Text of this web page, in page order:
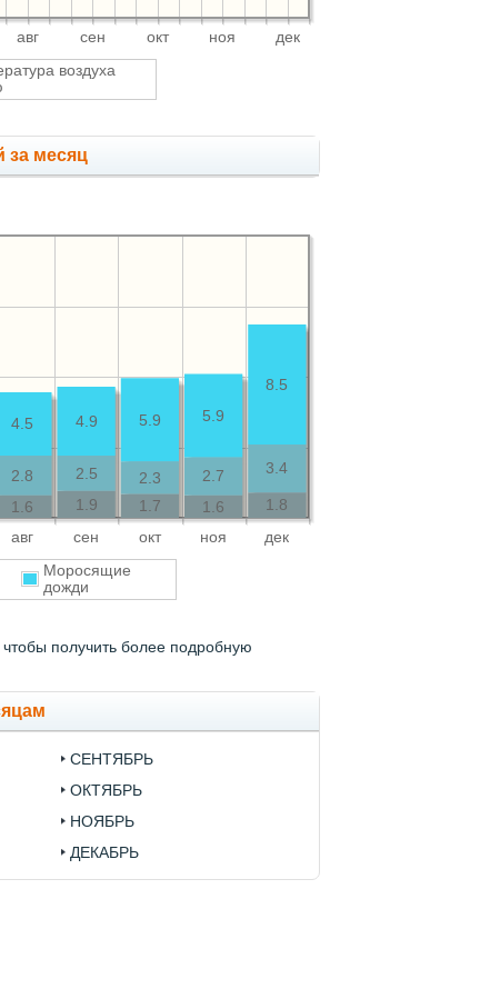
авг сен окт ноя дек
воздуха
за месяц
авг сен окт ноя дек
1.8
1.6
1.7
1.9
1.6
3.4
2.7
2.3
2.5
2.8
8.5
5.9
5.9
4.9
4.5
Моросящие
дожди
получить более подробную
СЕНТЯБРЬ
ОКТЯБРЬ
НОЯБРЬ
ДЕКАБРЬ